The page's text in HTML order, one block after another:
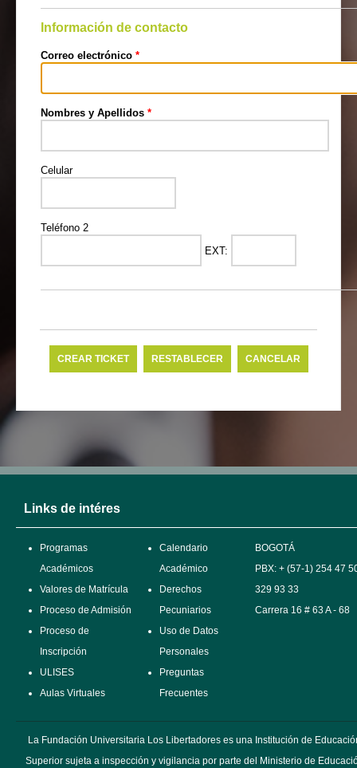
Información de contacto
Correo electrónico *
Nombres y Apellidos *
Celular
Teléfono 2
EXT:
Links de intéres
Programas
Académicos
Valores de Matrícula
Proceso de Admisión
Proceso de
Inscripción
ULISES
Aulas Virtuales
Calendario
Académico
Derechos
Pecuniarios
Uso de Datos
Personales
Preguntas
Frecuentes
BOGOTÁ
PBX: + (57-1) 254 47
329 93 33
Carrera 16 # 63 A - 68
La Fundación Universitaria Los Libertadores es una Institución de
Superior sujeta a inspección y vigilancia por parte del Ministerio de